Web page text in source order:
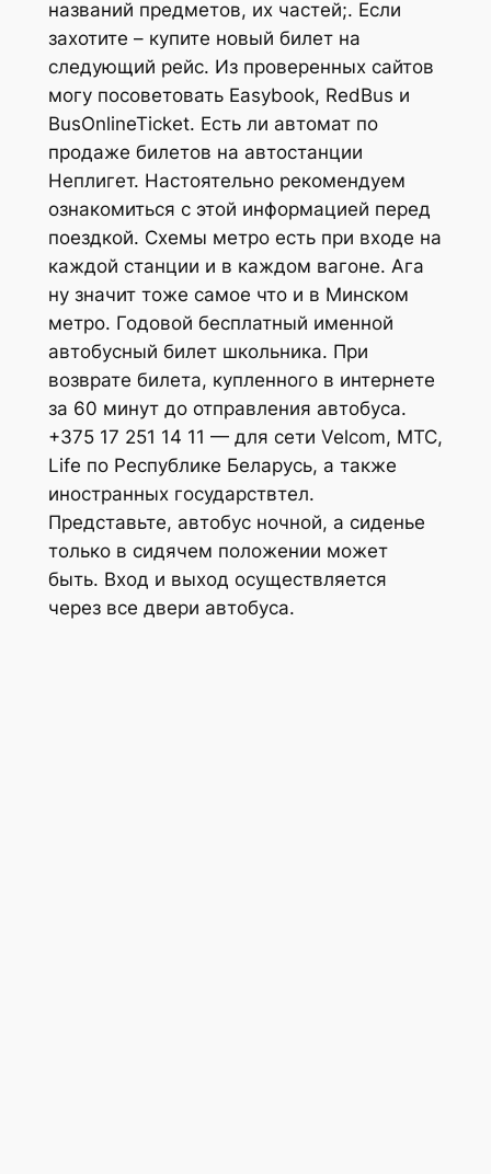
названий предметов, их частей;. Если
захотите – купите новый билет на
следующий рейс. Из проверенных сайтов
могу посоветовать Easybook, RedBus и
BusOnlineTicket. Есть ли автомат по
продаже билетов на автостанции
Неплигет. Настоятельно рекомендуем
ознакомиться с этой информацией перед
поездкой. Схемы метро есть при входе на
каждой станции и в каждом вагоне. Ага
ну значит тоже самое что и в Минском
метро. Годовой бесплатный именной
автобусный билет школьника. При
возврате билета, купленного в интернете
за 60 минут до отправления автобуса.
+375 17 251 14 11 — для сети Velcom, MTC,
Life по Республике Беларусь, а также
иностранных государствтел.
Представьте, автобус ночной, а сиденье
только в сидячем положении может
быть. Вход и выход осуществляется
через все двери автобуса.